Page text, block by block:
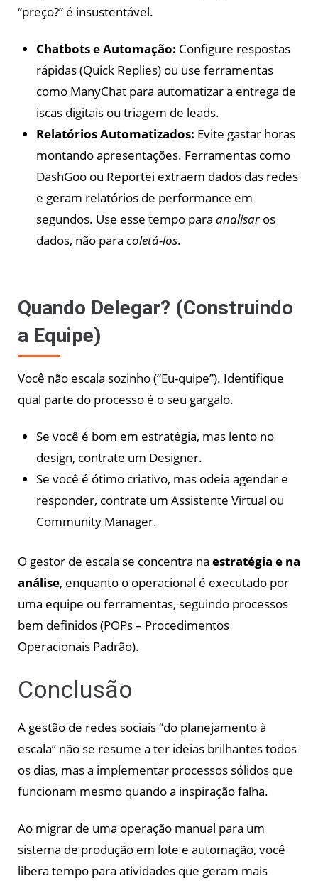
“preço?” é insustentável.
Chatbots e Automação: Configure respostas
rápidas (Quick Replies) ou use ferramentas
como ManyChat para automatizar a entrega de
iscas digitais ou triagem de leads.
Relatórios Automatizados: Evite gastar horas
montando apresentações. Ferramentas como
DashGoo ou Reportei extraem dados das redes
e geram relatórios de performance em
segundos. Use esse tempo para analisaros
dados, não para coletá-los.
Quando Delegar? (Construindo
a Equipe)
Você não escala sozinho (“Eu-quipe”). Identifique
qual parte do processo é o seu gargalo.
Se você é bom em estratégia, mas lento no
design, contrate um Designer.
Se você é ótimo criativo, mas odeia agendar e
responder, contrate um Assistente Virtual ou
Community Manager.
O gestor de escala se concentra na estratégia e na
análise, enquanto o operacional é executado por
uma equipe ou ferramentas, seguindo processos
bem definidos (POPs – Procedimentos
Operacionais Padrão).
Conclusão
A gestão de redes sociais “do planejamento à
escala” não se resume a ter ideias brilhantes todos
os dias, mas a implementar processos sólidos que
funcionam mesmo quando a inspiração falha.
Ao migrar de uma operação manual para um
sistema de produção em lote e automação, você
libera tempo para atividades que geram mais